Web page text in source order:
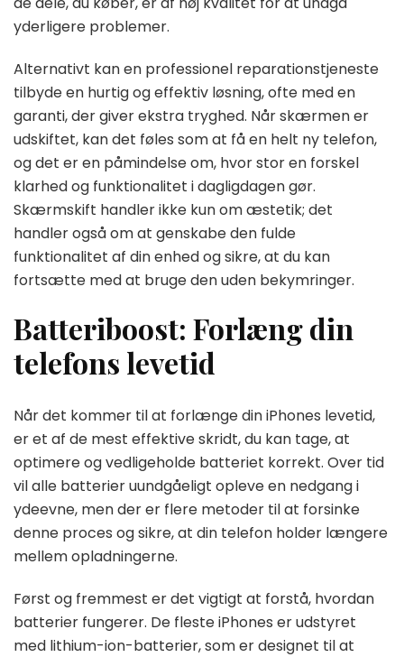
yderligere problemer.
Alternativt kan en professionel reparationstjeneste
tilbyde en hurtig og effektiv løsning, ofte med en
garanti, der giver ekstra tryghed. Når skærmen er
udskiftet, kan det føles som at få en helt ny telefon,
og det er en påmindelse om, hvor stor en forskel
klarhed og funktionalitet i dagligdagen gør.
Skærmskift handler ikke kun om æstetik; det
handler også om at genskabe den fulde
funktionalitet af din enhed og sikre, at du kan
fortsætte med at bruge den uden bekymringer.
Batteriboost: Forlæng din
telefons levetid
Når det kommer til at forlænge din iPhones levetid,
er et af de mest effektive skridt, du kan tage, at
optimere og vedligeholde batteriet korrekt. Over tid
vil alle batterier uundgåeligt opleve en nedgang i
ydeevne, men der er flere metoder til at forsinke
denne proces og sikre, at din telefon holder længere
mellem opladningerne.
Først og fremmest er det vigtigt at forstå, hvordan
batterier fungerer. De fleste iPhones er udstyret
med lithium-ion-batterier, som er designet til at